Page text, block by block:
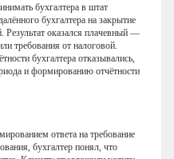
бухгалтера в штат
бухгалтера на закрытие
Результат оказался плачевный —
требования от налоговой.
бухгалтера отказывались,
и формированию отчётности
ответа на требование
бухгалтер понял, что